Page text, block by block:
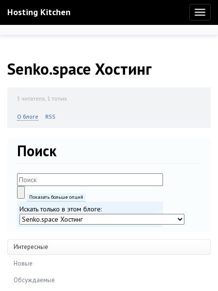
Hosting Kitchen
Senko.space Хостинг
3 читателя, 1 топик
О блоге RSS
Поиск
Показать больше опций
Искать только в этом блоге:
Интересные
Новые
Обсуждаемые